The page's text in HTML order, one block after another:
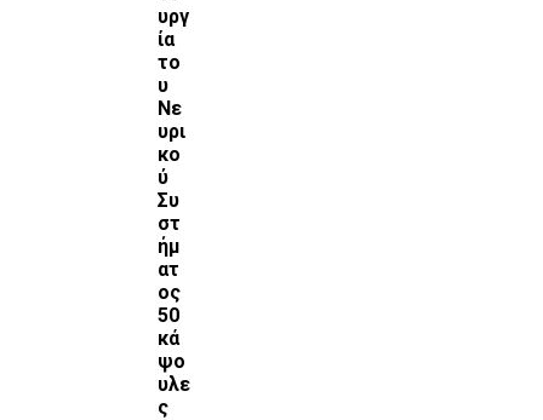
υργ
ία
το
υ
Νε
υρι
κο
ύ
Συ
στ
ήμ
ατ
ος
50
κά
ψο
υλε
ς